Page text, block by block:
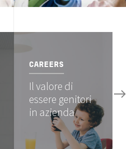
CAREERS
Il valore di
essere genitori
in azienda